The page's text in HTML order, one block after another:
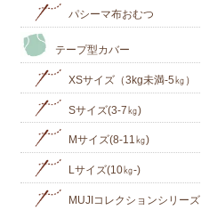
パシーマ布おむつ
テープ型カバー
XSサイズ（3kg未満-5㎏）
Sサイズ(3-7㎏)
Mサイズ(8-11㎏)
Lサイズ(10㎏‐)
MUJIコレクションシリーズ